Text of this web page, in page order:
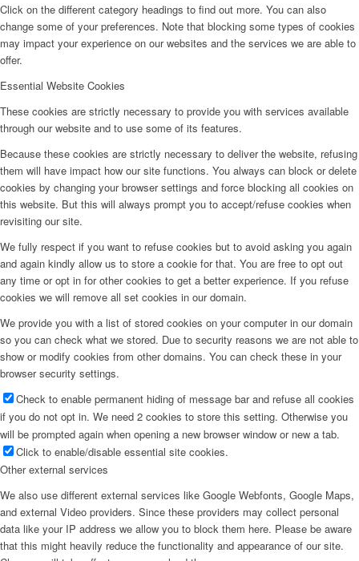
Click on the different category headings to find out more. You can also
change some of your preferences. Note that blocking some types of cookies
may impact your experience on our websites and the services we are able to
offer.
Essential Website Cookies
These cookies are strictly necessary to provide you with services available
through our website and to use some of its features.
Because these cookies are strictly necessary to deliver the website, refusing
them will have impact how our site functions. You always can block or delete
cookies by changing your browser settings and force blocking all cookies on
this website. But this will always prompt you to accept/refuse cookies when
revisiting our site.
We fully respect if you want to refuse cookies but to avoid asking you again
and again kindly allow us to store a cookie for that. You are free to opt out
any time or opt in for other cookies to get a better experience. If you refuse
cookies we will remove all set cookies in our domain.
We provide you with a list of stored cookies on your computer in our domain
so you can check what we stored. Due to security reasons we are not able to
show or modify cookies from other domains. You can check these in your
browser security settings.
Check to enable permanent hiding of message bar and refuse all cookies
if you do not opt in. We need 2 cookies to store this setting. Otherwise you
will be prompted again when opening a new browser window or new a tab.
Click to enable/disable essential site cookies.
Other external services
We also use different external services like Google Webfonts, Google Maps,
and external Video providers. Since these providers may collect personal
data like your IP address we allow you to block them here. Please be aware
that this might heavily reduce the functionality and appearance of our site.